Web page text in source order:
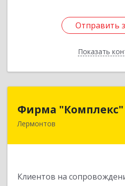
Отправить
Показать
Отправить
Назад
Фирма "Комплекс"
Лермонтов
Клиентов на
357348,